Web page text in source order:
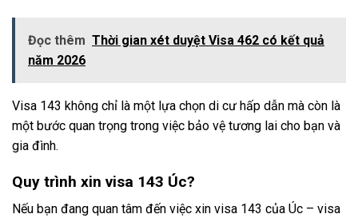
Đọc thêm Thời gian xét duyệt Visa 462 có kết quả
năm 2026
Visa 143 không chỉ là một lựa chọn di cư hấp dẫn mà còn là
một bước quan trọng trong việc bảo vệ tương lai cho bạn và
gia đình.
Quy trình xin visa 143 Úc?
Nếu bạn đang quan tâm đến việc xin visa 143 của Úc – visa